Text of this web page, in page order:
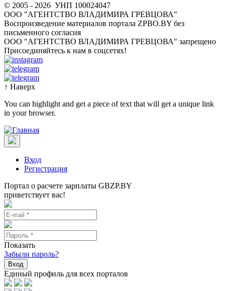
© 2005 - 2026 УНП 100024047
ООО "АГЕНТСТВО ВЛАДИМИРА ГРЕВЦОВА"
Воспроизведение материалов портала ZPBO.BY без
письменного согласия
OOO "АГЕНТСТВО ВЛАДИМИРА ГРЕВЦОВА" запрещено
Присоединяйтесь к нам в соцсетях!
↑ Наверх
You can highlight and get a piece of text that will get a unique link
in your browser.
Вход
Регистрация
Портал о расчете зарплаты GBZP.BY
приветствует вас!
Показать
Забыли пароль?
Вход
Единый профиль для всех порталов